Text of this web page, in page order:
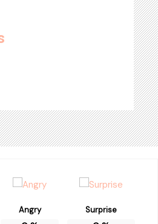
Angry Surprise